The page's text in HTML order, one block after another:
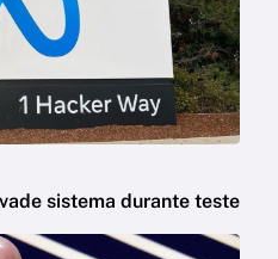
sistema durante teste